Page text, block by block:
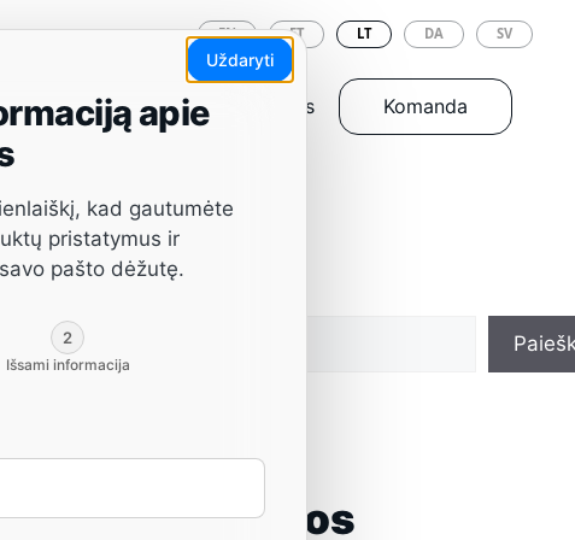
Įrankiai ir atsarginės dalys Komanda
Naujausios
Uždaryti
apie
kad gautumėte
pristatymus ir
pašto dėžutę.
2
Išsami informacija
EN ET LT DA SV